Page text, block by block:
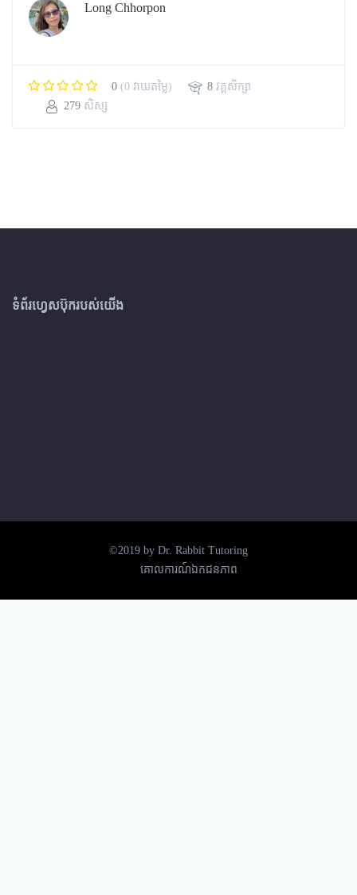
Long Chhorpon
0 (0 វាយតម្លៃ) 8 វគ្គសិក្សា
279 សិស្ស
ទំព័រហ្វេសប៊ុករបស់យើង
©2019 by Dr. Rabbit Tutoring
គោលការណ៍ឯកជនភាព